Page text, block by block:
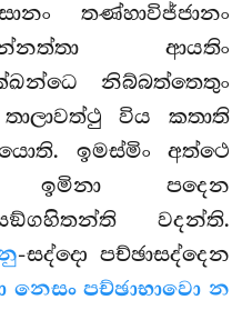
තණ්හාවිජ්ජානං
ආයතිං
නිබ්බත්තෙතුං
විය කතාති
. ඉමස්මිං අත්ථෙ
ඉමිනා පදෙන
වදන්ති.
-සද්දො පච්ඡාසද්දෙන
නෙසං පච්ඡාභාවො න